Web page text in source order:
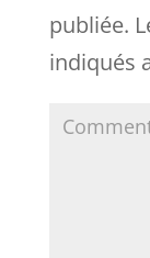
publiée.
indiqués